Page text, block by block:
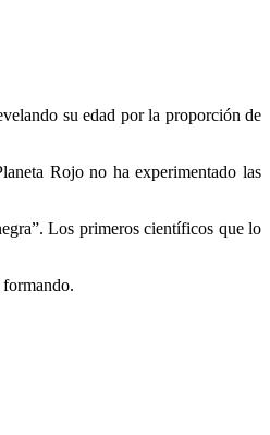
su edad por la proporción de
Rojo no ha experimentado las
Los primeros científicos que lo